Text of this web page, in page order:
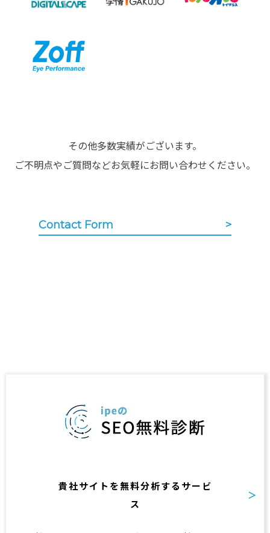
その他多数実績がございます。
ご不明点やご質問などお気軽にお問い合わせください。
Contact Form
貴社サイトを無料分析するサービ
ス